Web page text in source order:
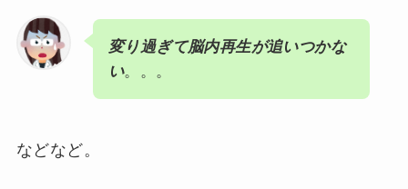
変り過ぎて脳内再生が追いつかな
い。。。
などなど。